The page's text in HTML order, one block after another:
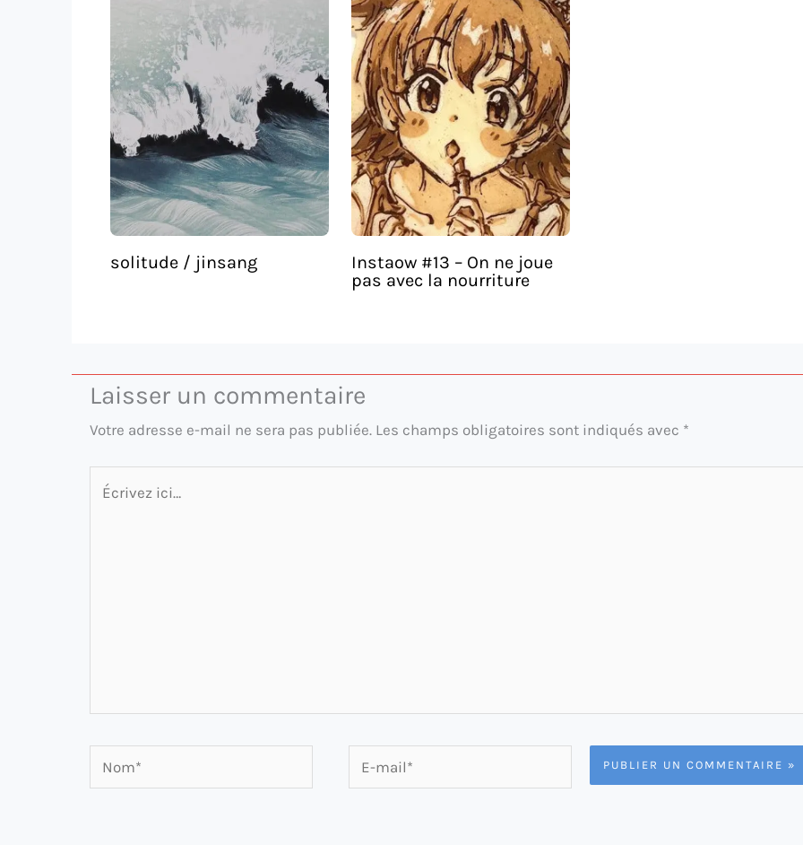
solitude / jinsang
Instaow #13 – On ne joue
pas avec la nourriture
Laisser un commentaire
Votre adresse e-mail ne sera pas publiée. Les champs obligatoires sont indiqués avec *
Écrivez
Nom*
mail*